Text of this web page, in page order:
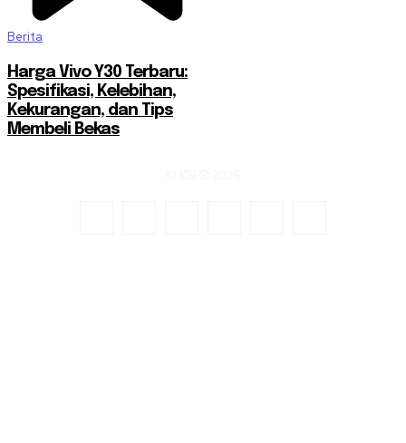
Berita
Harga Vivo Y30 Terbaru:
Spesifikasi, Kelebihan,
Kekurangan, dan Tips
Membeli Bekas